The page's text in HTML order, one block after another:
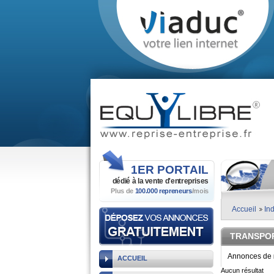
1ER PORTAIL
dédié à la vente d'entreprises
Plus de 100.000 repreneurs/mois
ACCUEIL
Accueil
Annonces de
Aucun résultat